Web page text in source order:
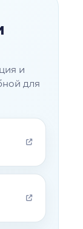
и
для